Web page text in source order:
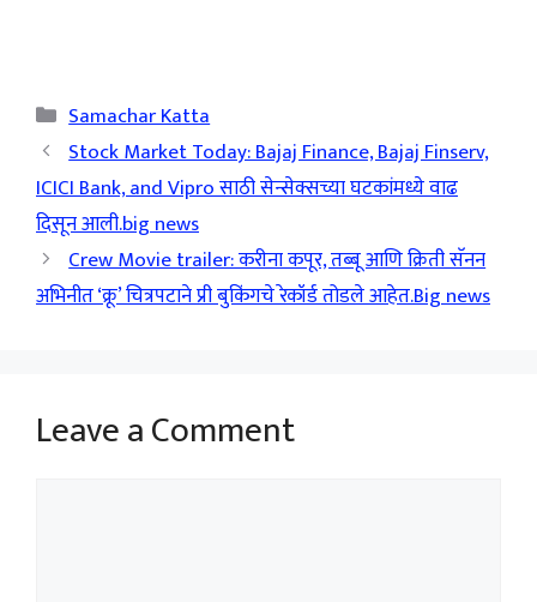
Categories
Samachar Katta
Stock Market Today: Bajaj Finance, Bajaj Finserv,
ICICI Bank, and Vipro साठी सेन्सेक्सच्या घटकांमध्ये वाढ
दिसून आली.big news
Crew Movie trailer: करीना कपूर, तब्बू आणि क्रिती सॅनन
अभिनीत ‘क्रू’ चित्रपटाने प्री बुकिंगचे रेकॉर्ड तोडले आहेत.Big news
Leave a Comment